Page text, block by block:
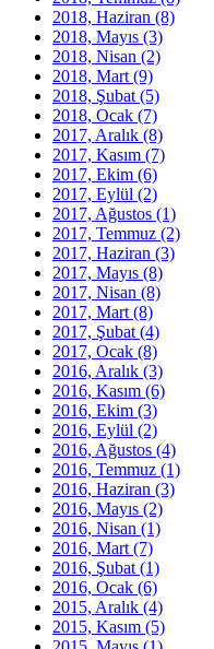
2018, Haziran (8)
2018, Mayıs (3)
2018, Nisan (2)
2018, Mart (9)
2018, Şubat (5)
2018, Ocak (7)
2017, Aralık (8)
2017, Kasım (7)
2017, Ekim (6)
2017, Eylül (2)
2017, Ağustos (1)
2017, Temmuz (2)
2017, Haziran (3)
2017, Mayıs (8)
2017, Nisan (8)
2017, Mart (8)
2017, Şubat (4)
2017, Ocak (8)
2016, Aralık (3)
2016, Kasım (6)
2016, Ekim (3)
2016, Eylül (2)
2016, Ağustos (4)
2016, Temmuz (1)
2016, Haziran (3)
2016, Mayıs (2)
2016, Nisan (1)
2016, Mart (7)
2016, Şubat (1)
2016, Ocak (6)
2015, Aralık (4)
2015, Kasım (5)